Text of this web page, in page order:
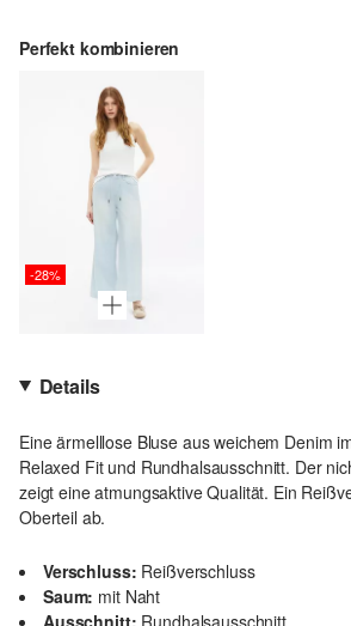
Perfekt kombinieren
-28%
Details
Eine ärmelllose Bluse aus weichem Denim
Relaxed Fit und Rundhalsausschnitt. Der
zeigt eine atmungsaktive Qualität. Ein
Oberteil ab.
Verschluss: Reißverschluss
Saum: mit Naht
Ausschnitt: Rundhalsausschnitt